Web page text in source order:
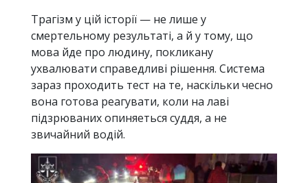
Трагізм у цій історії — не лише у
смертельному результаті, а й у тому, що
мова йде про людину, покликану
ухвалювати справедливі рішення. Система
зараз проходить тест на те, наскiльки чесно
вона готова реагувати, коли на лавi
пiдзрюваних опиняеться суддя, а не
звичайний водiй.